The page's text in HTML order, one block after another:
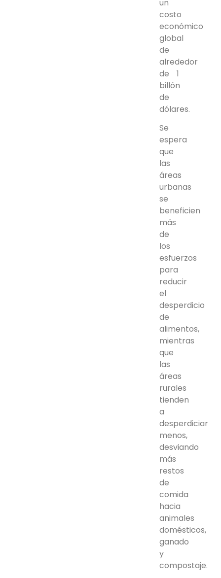
un
costo
económico
global
de
alrededor
de 1
billón
de
dólares.
Se
espera
que
las
áreas
urbanas
se
beneficien
más
de
los
esfuerzos
para
reducir
el
desperdicio
de
alimentos,
mientras
que
las
áreas
rurales
tienden
a
desperdiciar
menos,
desviando
más
restos
de
comida
hacia
animales
domésticos,
ganado
y
compostaje.